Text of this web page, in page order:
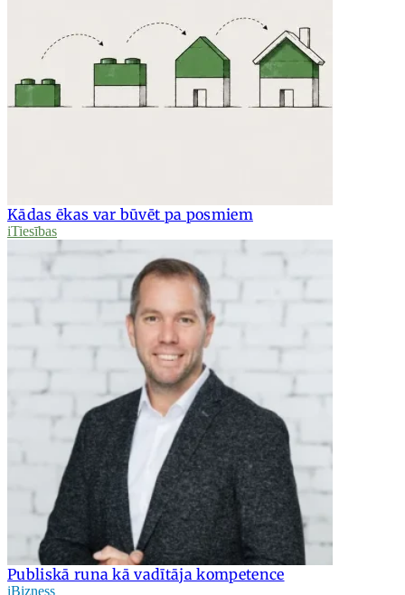
Kādas ēkas var būvēt pa posmiem
iTiesības
Publiskā runa kā vadītāja kompetence
iBizness